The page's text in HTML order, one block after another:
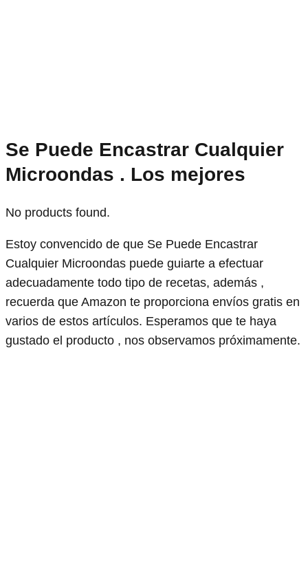
Se Puede Encastrar Cualquier
Microondas . Los mejores
No products found.
Estoy convencido de que Se Puede Encastrar
Cualquier Microondas puede guiarte a efectuar
adecuadamente todo tipo de recetas, además ,
recuerda que Amazon te proporciona envíos gratis en
varios de estos artículos. Esperamos que te haya
gustado el producto , nos observamos próximamente.